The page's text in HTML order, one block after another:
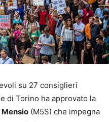
su 27 consiglieri
di Torino ha approvato la
Mensio (M5S) che impegna